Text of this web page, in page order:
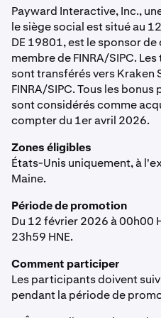
Payward Interactive, Inc.,
le siège social est situé au
DE 19801, est le sponsor
membre de FINRA/SIPC.
sont transférés vers Kraken
FINRA/SIPC. Tous les
sont considérés comme
compter du 1er avril 2026.
Zones éligibles
États-Unis uniquement, à
Maine.
Période de promotion
Du 12 février 2026 à 00h00
23h59 HNE.
Comment participer
Les participants doivent
pendant la période de